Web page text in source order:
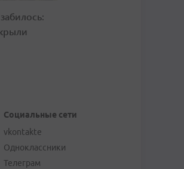
Социальные сети
vkontakte
Одноклассники
Телеграм